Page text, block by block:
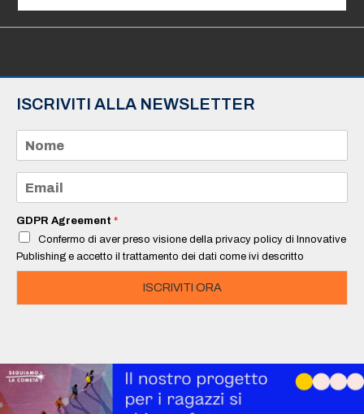
ISCRIVITI ALLA NEWSLETTER
m
e
a
i
*
GDPR Agreement *
Confermo di aver preso visione della privacy policy di Innovative
Publishing e accetto il trattamento dei dati come ivi descritto
ISCRIVITI ORA